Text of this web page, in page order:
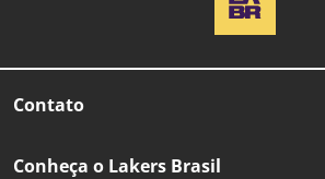
Contato
Conheça o Lakers Brasil